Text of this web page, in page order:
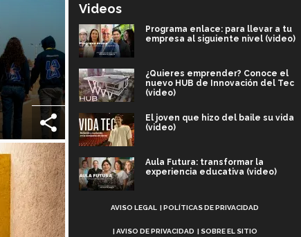
Videos
Programa enlace: para llevar a tu
empresa al siguiente nivel (video)
¿Quieres emprender? Conoce el
nuevo HUB de Innovación del Tec
(video)
El joven que hizo del baile su vida
(video)
Aula Futura: transformar la
experiencia educativa (video)
Más que un festival cultural: así es
AVISO LEGAL POLÍTICAS DE PRIVACIDAD
AVISO DE PRIVACIDAD SOBRE EL SITIO